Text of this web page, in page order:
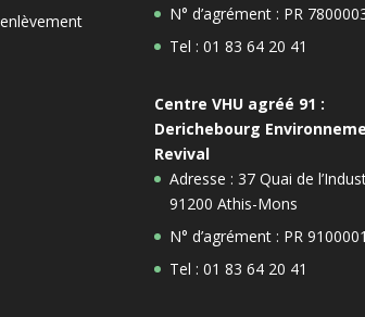
N° d’agrément : PR
Tel : 01 83 64 20 41
Centre VHU agréé 91 :
Derichebourg
Revival
Adresse : 37 Quai de
91200 Athis-Mons
N° d’agrément : PR
Tel : 01 83 64 20 41